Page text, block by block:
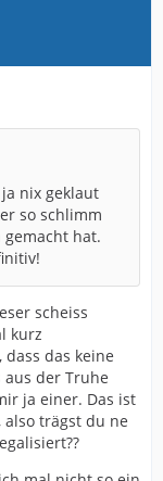
nix geklaut
so schlimm
hat.
scheiss
kurz
dass das keine
aus der Truhe
ja einer. Das ist
also trägst du ne